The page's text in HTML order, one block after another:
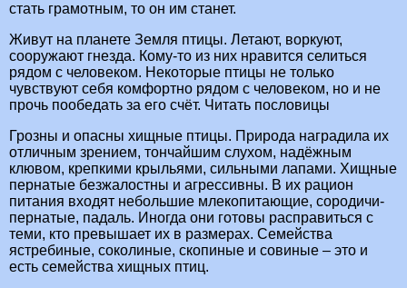
стать грамотным, то он им станет.
Живут на планете Земля птицы. Летают, воркуют,
сооружают гнезда. Кому-то из них нравится селиться
рядом с человеком. Некоторые птицы не только
чувствуют себя комфортно рядом с человеком, но и не
прочь пообедать за его счёт. Читать пословицы
Грозны и опасны хищные птицы. Природа наградила их
отличным зрением, тончайшим слухом, надёжным
клювом, крепкими крыльями, сильными лапами. Хищные
пернатые безжалостны и агрессивны. В их рацион
питания входят небольшие млекопитающие, сородичи-
пернатые, падаль. Иногда они готовы расправиться с
теми, кто превышает их в размерах. Семейства
ястребиные, соколиные, скопиные и совиные – это и
есть семейства хищных птиц.